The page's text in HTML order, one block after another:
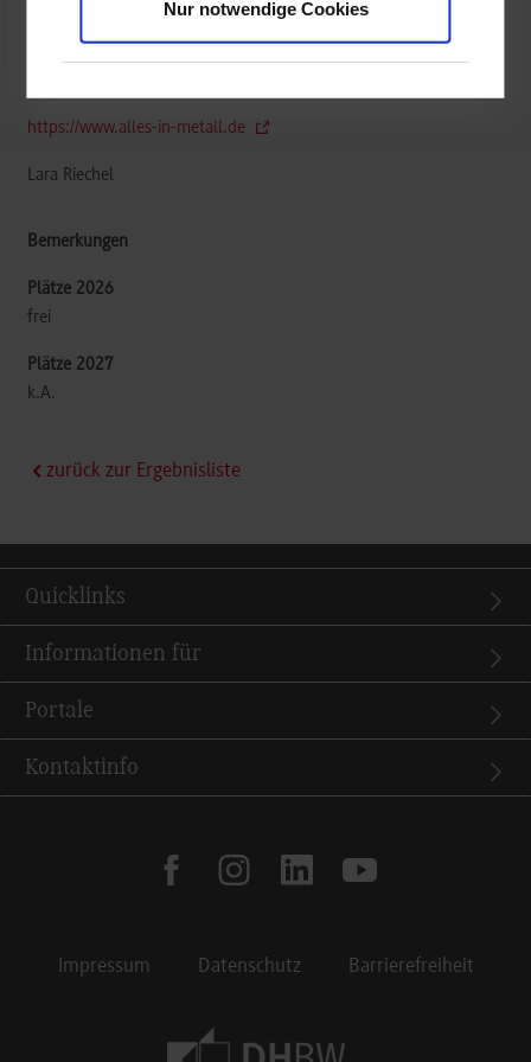
Nur notwendige Cookies
https://www.alles-in-metall.de
Lara Riechel
frei
k.A.
zurück zur Ergebnisliste
Quicklinks
Informationen für
Portale
Kontaktinfo
facebookinstagramlinkedinyoutube
Impressum Datenschutz Barrierefreiheit